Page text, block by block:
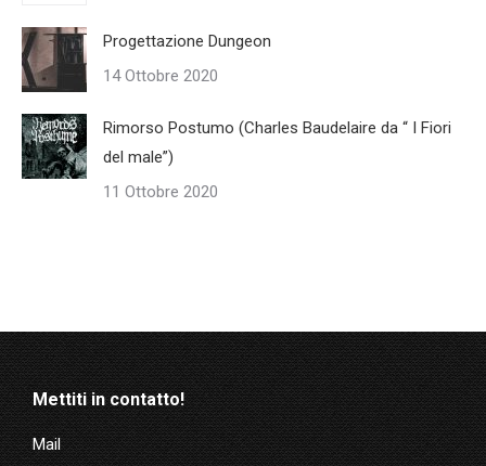
Progettazione Dungeon
14 Ottobre 2020
Rimorso Postumo (Charles Baudelaire da “ I Fiori
del male”)
11 Ottobre 2020
Mettiti in contatto!
Mail